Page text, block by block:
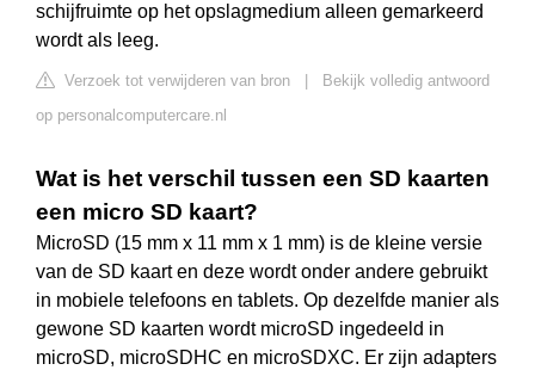
schijfruimte op het opslagmedium alleen gemarkeerd
wordt als leeg.
Verzoek tot verwijderen van bron
Bekijk volledig antwoord
op personalcomputercare.nl
Wat is het verschil tussen een SD kaarten
een micro SD kaart?
MicroSD (15 mm x 11 mm x 1 mm) is de kleine versie
van de SD kaart en deze wordt onder andere gebruikt
in mobiele telefoons en tablets. Op dezelfde manier als
gewone SD kaarten wordt microSD ingedeeld in
microSD, microSDHC en microSDXC. Er zijn adapters